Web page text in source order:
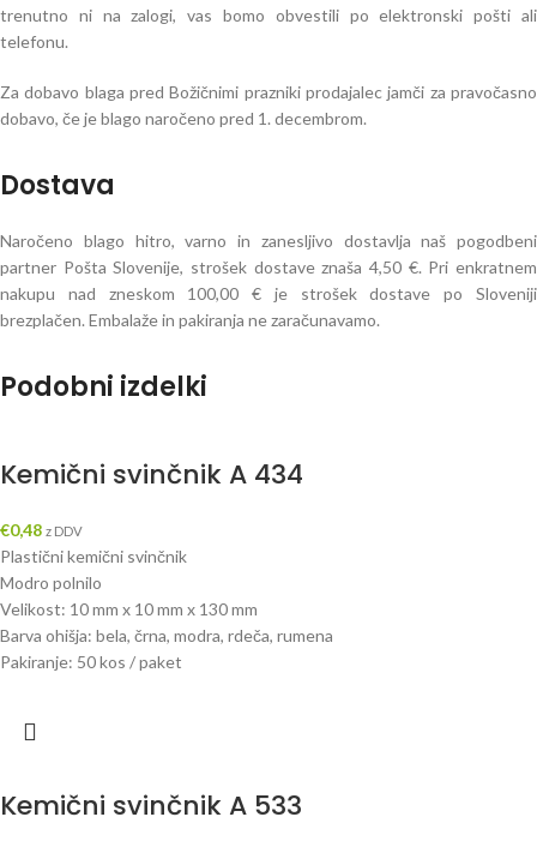
trenutno ni na zalogi, vas bomo obvestili po elektronski pošti ali
telefonu.
Za dobavo blaga pred Božičnimi prazniki prodajalec jamči za pravočasno
dobavo, če je blago naročeno pred 1. decembrom.
Dostava
Naročeno blago hitro, varno in zanesljivo dostavlja naš pogodbeni
partner Pošta Slovenije, strošek dostave znaša 4,50 €. Pri enkratnem
nakupu nad zneskom 100,00 € je strošek dostave po Sloveniji
brezplačen. Embalaže in pakiranja ne zaračunavamo.
Podobni izdelki
Kemični svinčnik A 434
€0,48 z DDV
Plastični kemični svinčnik
Modro polnilo
Velikost: 10 mm x 10 mm x 130 mm
Barva ohišja: bela, črna, modra, rdeča, rumena
Pakiranje: 50 kos / paket
Kemični svinčnik A 533